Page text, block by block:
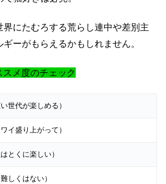
にたむろする荒らし連中や差別主
ーがもらえるかもしれません。
スメ度のチェック
世代が楽しめる）
イ盛り上がって）
とくに楽しい）
しくはない）